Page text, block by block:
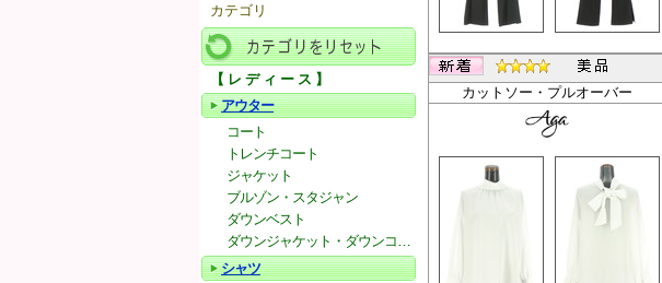
カットソー・プルオーバー
カテゴリ
カテゴリをリセット
【レディース】
アウター
コート
トレンチコート
ジャケット
ブルゾン・スタジャン
ダウンベスト
ダウンジャケット・ダウンコート
シャツ